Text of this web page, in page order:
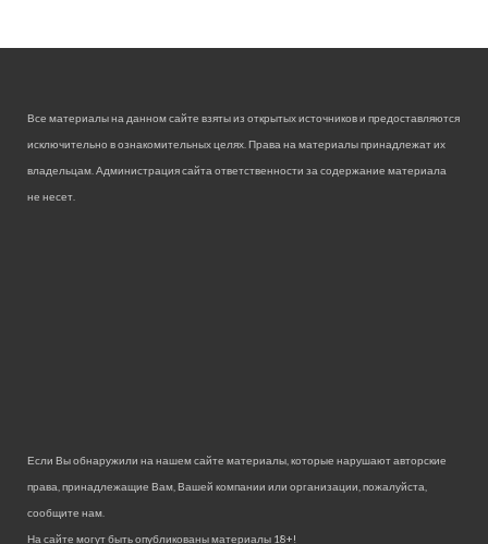
Все материалы на данном сайте взяты из открытых источников и предоставляются
исключительно в ознакомительных целях. Права на материалы принадлежат их
владельцам. Администрация сайта ответственности за содержание материала
не несет.
Если Вы обнаружили на нашем сайте материалы, которые нарушают авторские
права, принадлежащие Вам, Вашей компании или организации, пожалуйста,
сообщите нам.
На сайте могут быть опубликованы материалы 18+!